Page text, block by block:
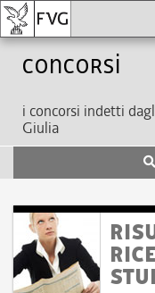
Concorsi
i concorsi indetti
Giulia